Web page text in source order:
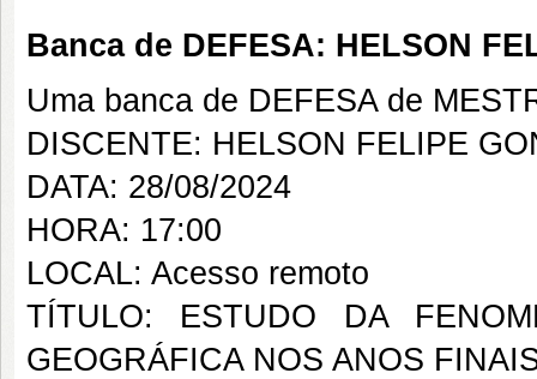
Banca de DEFESA: HELSON
Uma banca de DEFESA de
DISCENTE: HELSON FELIPE
DATA: 28/08/2024
HORA: 17:00
LOCAL: Acesso remoto
TÍTULO: ESTUDO DA
GEOGRÁFICA NOS ANOS